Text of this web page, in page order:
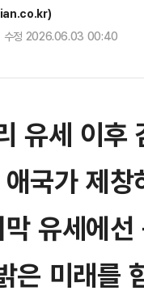
정 2026.06.03 00:40
유세 이후
국가 제
유세에
은 미래를